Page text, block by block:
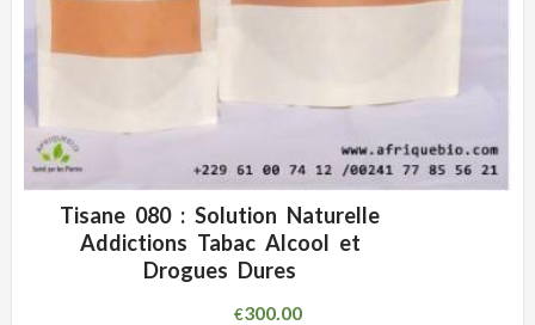
ADD WISHLIST
Tisane 080 : Solution Naturelle
Addictions Tabac Alcool et
Drogues Dures
€300.00